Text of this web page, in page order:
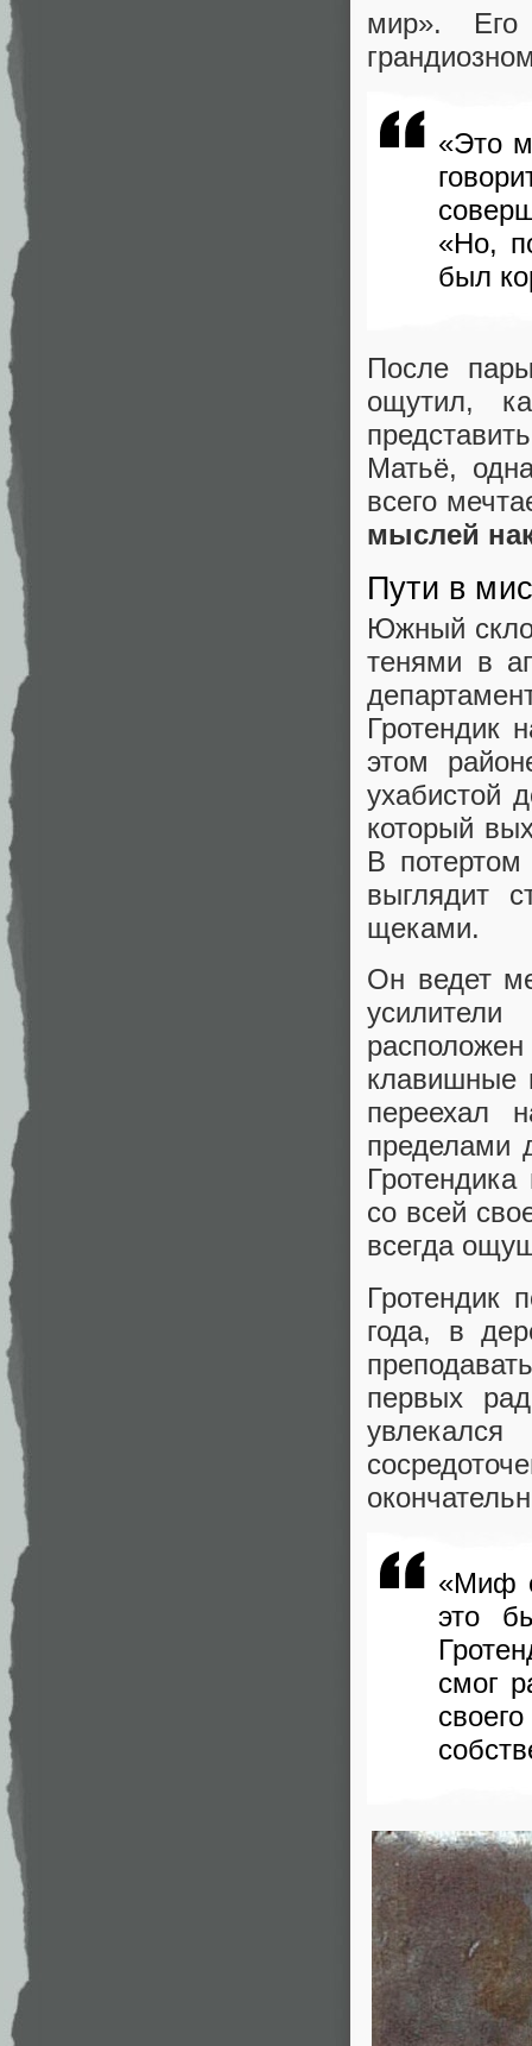
мир». Его
«Это
«Но,
был
После
ощутил,
Матьё,
всего
мыслей
Пути в
Южный
тенями в
Гротендик
этом
ухабистой
который
В
выглядит
щеками.
Он ведет
клавишные
переехал
пределами
со всей
всегда
Гротендик
года, в
первых
«Миф
это
смог